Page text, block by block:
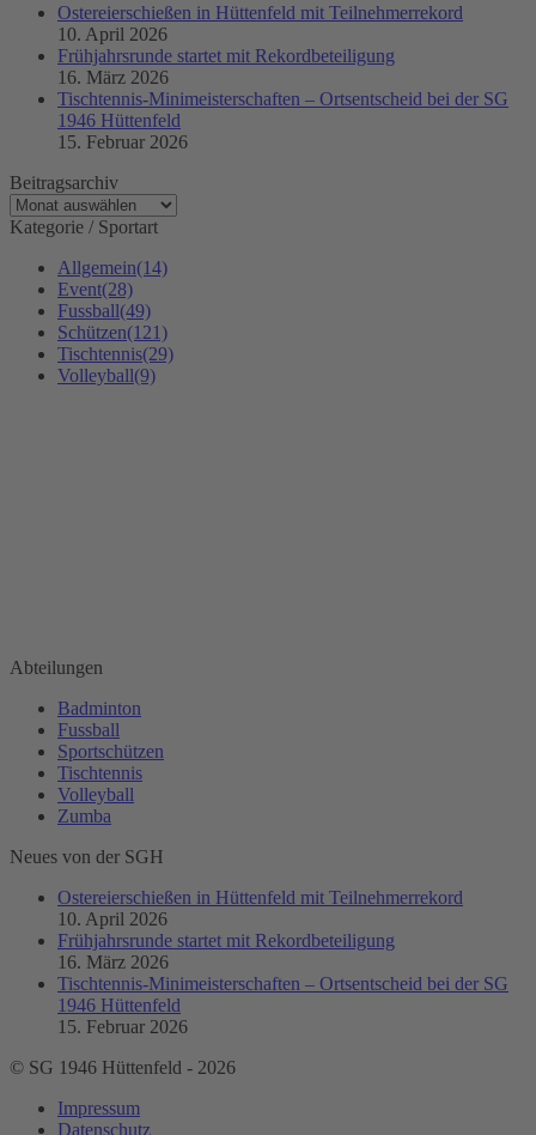
Ostereierschießen in Hüttenfeld mit Teilnehmerrekord
10. April 2026
Frühjahrsrunde startet mit Rekordbeteiligung
16. März 2026
Tischtennis-Minimeisterschaften – Ortsentscheid bei der SG
1946 Hüttenfeld
15. Februar 2026
Beitragsarchiv
Beitragsarchiv
Kategorie / Sportart
Allgemein(14)
Event(28)
Fussball(49)
Schützen(121)
Tischtennis(29)
Volleyball(9)
Facebook
opens
new
window
Abteilungen
Badminton
Fussball
Sportschützen
Tischtennis
Volleyball
Zumba
Neues von der SGH
Ostereierschießen in Hüttenfeld mit Teilnehmerrekord
10. April 2026
Frühjahrsrunde startet mit Rekordbeteiligung
16. März 2026
Tischtennis-Minimeisterschaften – Ortsentscheid bei der SG
1946 Hüttenfeld
15. Februar 2026
© SG 1946 Hüttenfeld - 2026
Impressum
Datenschutz